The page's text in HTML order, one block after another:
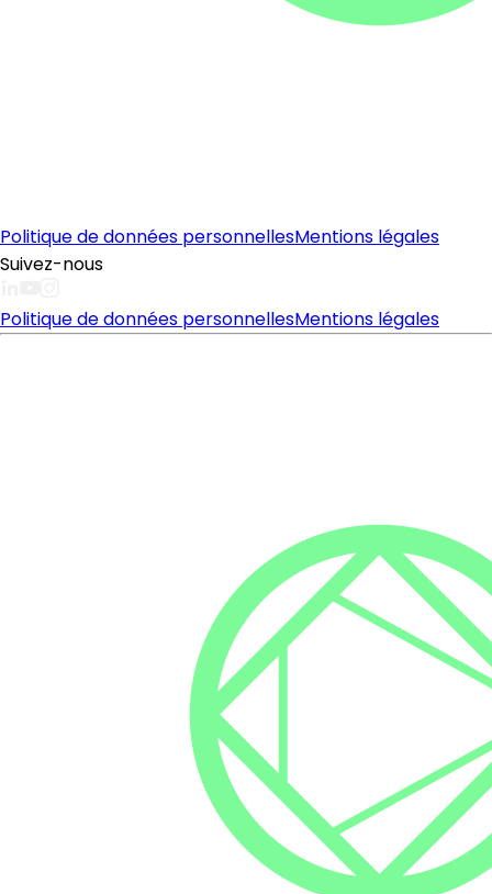
Politique de données personnellesMentions légales
Suivez-nous
Politique de données personnellesMentions légales